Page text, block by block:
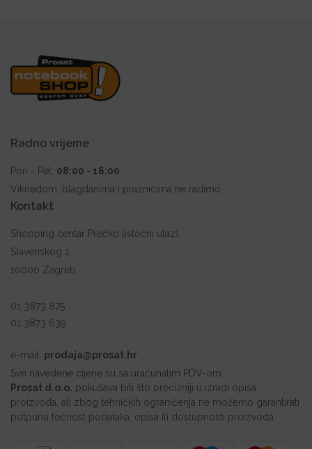
Radno vrijeme
Pon - Pet: 08:00 - 16:00
Viknedom, blagdanima i praznicima ne radimo.
Kontakt
Shopping centar Prečko (istočni ulaz),
Slavenskog 1,
10000 Zagreb
01 3873 875
01 3873 639
e-mail: prodaja@prosat.hr
Sve navedene cijene su sa uračunatim PDV-om.
Prosat d.o.o. pokušava biti što precizniji u izradi opisa
proizvoda, ali zbog tehničkih ograničenja ne možemo garantirati
potpunu točnost podataka, opisa ili dostupnosti proizvoda.